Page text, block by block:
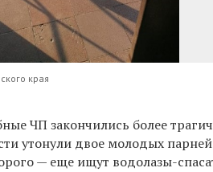
края
ЧП закончились более
утонули двое молодых
— еще ищут водолазы-